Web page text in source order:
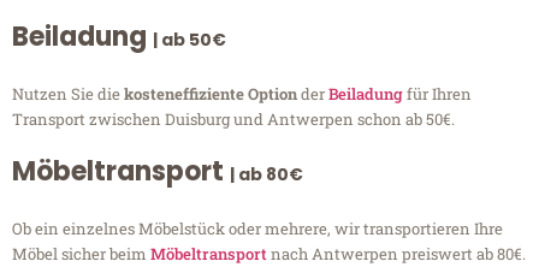
Beiladung | ab 50€
Nutzen Sie diekosteneffiziente OptionderBeiladungfür Ihren
Transport zwischen Duisburg und Antwerpen schon ab 50€.
Möbeltransport | ab 80€
Ob ein einzelnes Möbelstück oder mehrere, wir transportieren Ihre
Möbel sicher beim Möbeltransportnach Antwerpen preiswert ab 80€.